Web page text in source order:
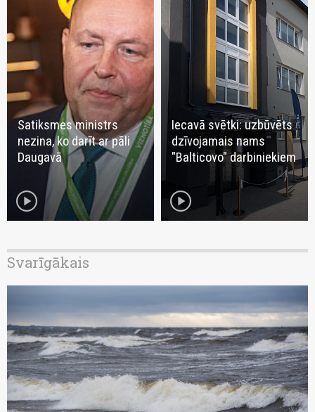
Satiksmes ministrs
nezina, ko darīt ar pāli
Daugavā
play_circle
Iecavā svētki: uzbūvēts
dzīvojamais nams
"Balticovo" darbiniekiem
play_circle
Svarīgākais